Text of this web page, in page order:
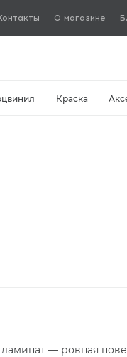
О магазине
Краска
— ровная